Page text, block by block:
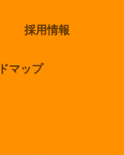
採用情報
マップ